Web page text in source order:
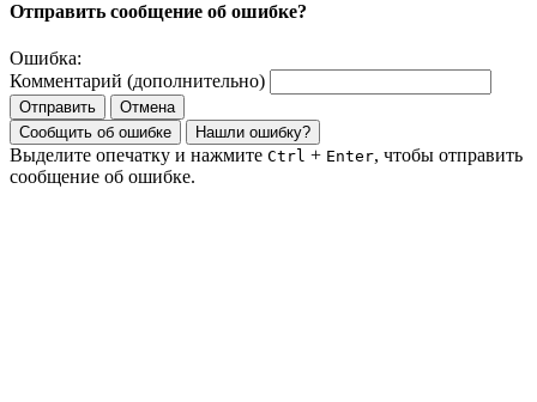
Отправить сообщение об ошибке?
Ошибка:
Комментарий (дополнительно)
Отправить
Отмена
Сообщить об ошибке
Нашли ошибку?
Выделите опечатку и нажмите Ctrl + Enter, чтобы отправить
сообщение об ошибке.